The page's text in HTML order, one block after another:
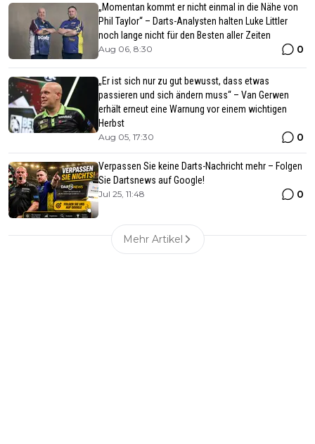
„Momentan kommt er nicht einmal in die Nähe von
Phil Taylor“ – Darts-Analysten halten Luke Littler
noch lange nicht für den Besten aller Zeiten
Aug 06, 8:30 0
„Er ist sich nur zu gut bewusst, dass etwas
passieren und sich ändern muss“ – Van Gerwen
erhält erneut eine Warnung vor einem wichtigen
Herbst
Aug 05, 17:30 0
Verpassen Sie keine Darts-Nachricht mehr – Folgen
Sie Dartsnews auf Google!
Jul 25, 11:48 0
Mehr Artikel